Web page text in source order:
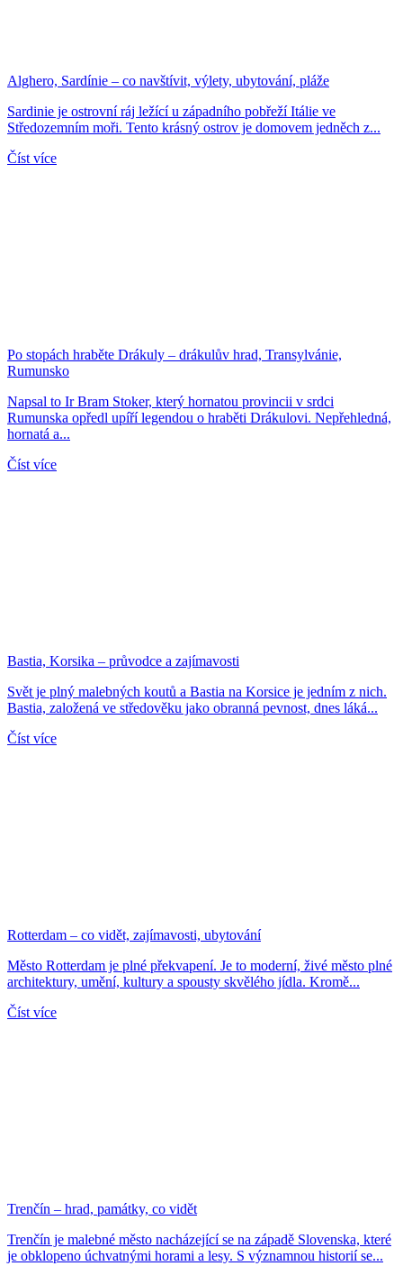
Alghero, Sardínie – co navštívit, výlety, ubytování, pláže
Sardinie je ostrovní ráj ležící u západního pobřeží Itálie ve
Středozemním moři. Tento krásný ostrov je domovem jedněch z...
Číst více
Po stopách hraběte Drákuly – drákulův hrad, Transylvánie,
Rumunsko
Napsal to Ir Bram Stoker, který hornatou provincii v srdci
Rumunska opředl upíří legendou o hraběti Drákulovi. Nepřehledná,
hornatá a...
Číst více
Bastia, Korsika – průvodce a zajímavosti
Svět je plný malebných koutů a Bastia na Korsice je jedním z nich.
Bastia, založená ve středověku jako obranná pevnost, dnes láká...
Číst více
Rotterdam – co vidět, zajímavosti, ubytování
Město Rotterdam je plné překvapení. Je to moderní, živé město plné
architektury, umění, kultury a spousty skvělého jídla. Kromě...
Číst více
Trenčín – hrad, památky, co vidět
Trenčín je malebné město nacházející se na západě Slovenska, které
je obklopeno úchvatnými horami a lesy. S významnou historií se...